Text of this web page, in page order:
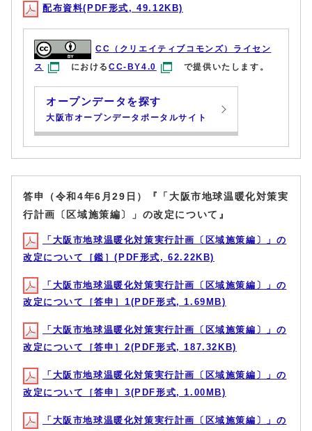
配布資料(PDF形式, 49.12KB)
CC（クリエイティブコモンズ）ライセン
ス
におけるCC-BY4.0 で提供いたします。
オープンデータを探す
大阪市オープンデータポータルサイト
答申（令和4年6月29日）『「大阪市地球温暖化対策実
行計画〔区域施策編〕」の改定について』
「大阪市地球温暖化対策実行計画〔区域施策編〕」の
改定について［鑑］(PDF形式, 62.22KB)
「大阪市地球温暖化対策実行計画〔区域施策編〕」の
改定について［答申］1(PDF形式, 1.69MB)
「大阪市地球温暖化対策実行計画〔区域施策編〕」の
改定について［答申］2(PDF形式, 187.32KB)
「大阪市地球温暖化対策実行計画〔区域施策編〕」の
改定について［答申］3(PDF形式, 1.00MB)
「大阪市地球温暖化対策実行計画〔区域施策編〕」の